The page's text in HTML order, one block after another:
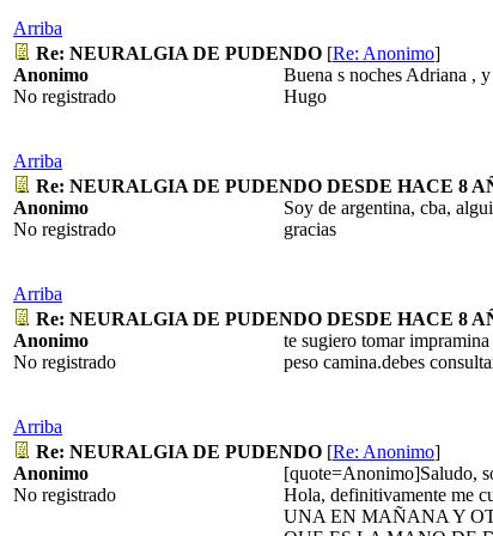
Arriba
Re: NEURALGIA DE PUDENDO [Re: Anonimo]
Anonimo
No registrado
Buena s noches Adriana ,
Hugo
Arriba
Re: NEURALGIA DE PUDENDO DESDE HACE 8
Anonimo
No registrado
Soy de argentina, cba,
gracias
Arriba
Re: NEURALGIA DE PUDENDO DESDE HACE 8
Anonimo
No registrado
te sugiero tomar
peso camina.debes
Arriba
Re: NEURALGIA DE PUDENDO [Re: Anonimo]
Anonimo
No registrado
[quote=Anonimo]Saludo,
Hola, definitivamente me
UNA EN MAÑANA Y